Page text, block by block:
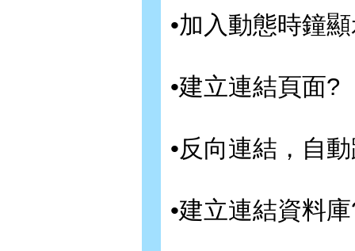
•加入動態時鐘
•建立連結頁面?
•反向連結，自
•建立連結資料